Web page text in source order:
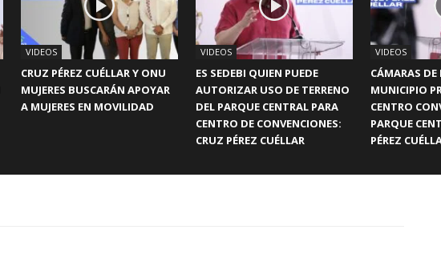
VIDEOS
CRUZ PÉREZ CUÉLLAR Y ONU
MUJERES BUSCARÁN APOYAR
A MUJERES EN MOVILIDAD
VIDEOS
ES SEDEBI QUIEN PUEDE
AUTORIZAR USO DE TERRENO
DEL PARQUE CENTRAL PARA
CENTRO DE CONVENCIONES:
CRUZ PÉREZ CUÉLLAR
VIDEOS
CÁMARAS DE
MUNICIPIO
CENTRO
PARQUE
PÉREZ